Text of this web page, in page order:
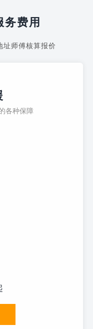
费用
址师傅核算报价
各种保障